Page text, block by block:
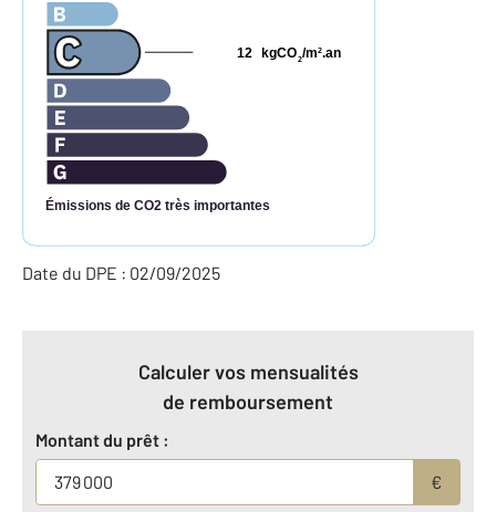
Émissions de CO2 très importantes
kgCO2/m2.an
12
Date du DPE : 02/09/2025
Calculer vos mensualités
de remboursement
Montant du prêt :
€